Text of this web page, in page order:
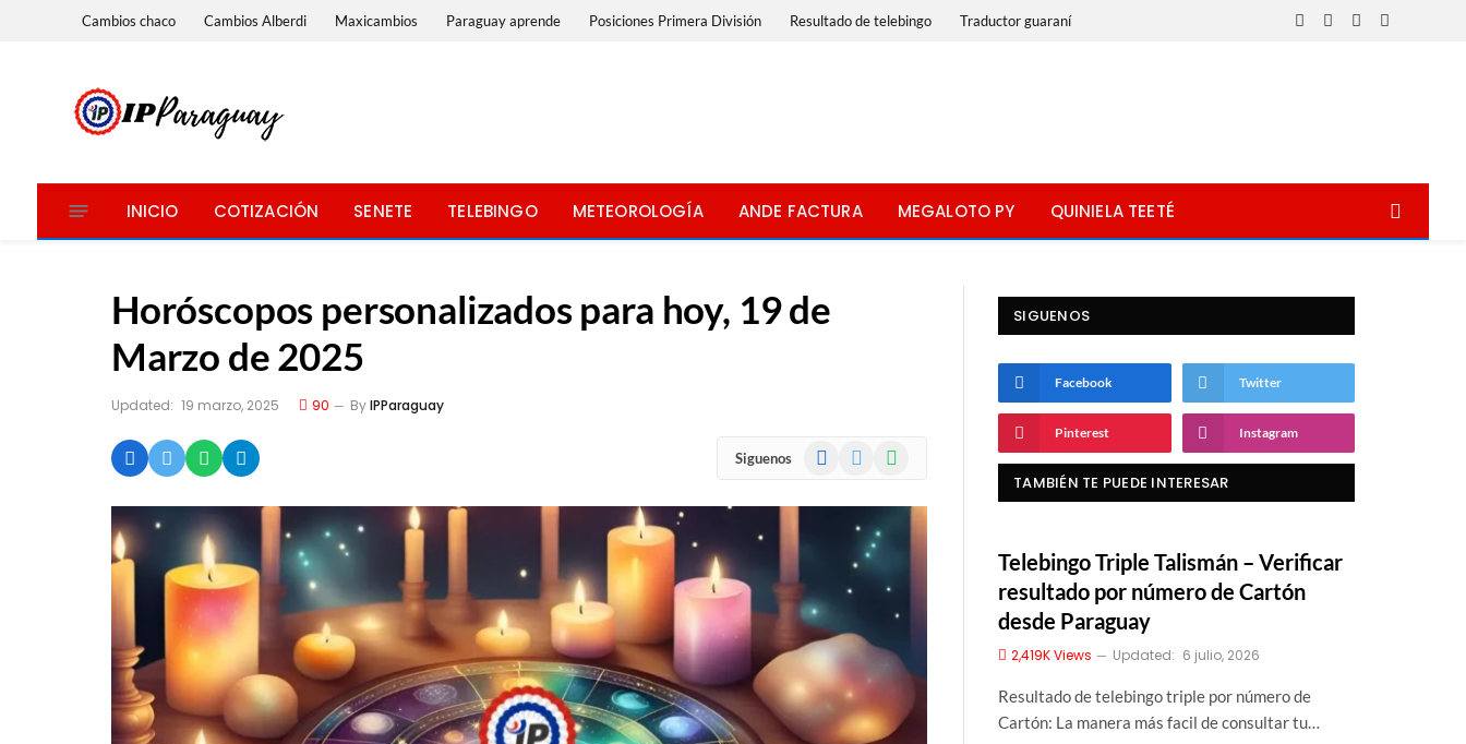
Cambios chaco Cambios Alberdi Maxicambios Paraguay aprende Posiciones Primera División Resultado de telebingo Traductor guaraní
Facebook
X
InstagramWhatsApp
INICIO COTIZACIÓN SENETE TELEBINGO METEOROLOGÍA ANDE FACTURA MEGALOTO PY QUINIELA TEETÉ
Horóscopos personalizados para hoy, 19 de
Marzo de 2025
Updated: 19 marzo, 2025 90 ByIPParaguay
Siguenos Facebook WhatsApp
SIGUENOS
Facebook Twitter
Pinterest Instagram
TAMBIÉN TE PUEDE INTERESAR
Telebingo Triple Talismán – Verificar
resultado por número de Cartón
desde Paraguay
2,419KViews Updated: 6 julio, 2026
Resultado de telebingo triple por número de
Cartón: La manera más facil de consultar tu…